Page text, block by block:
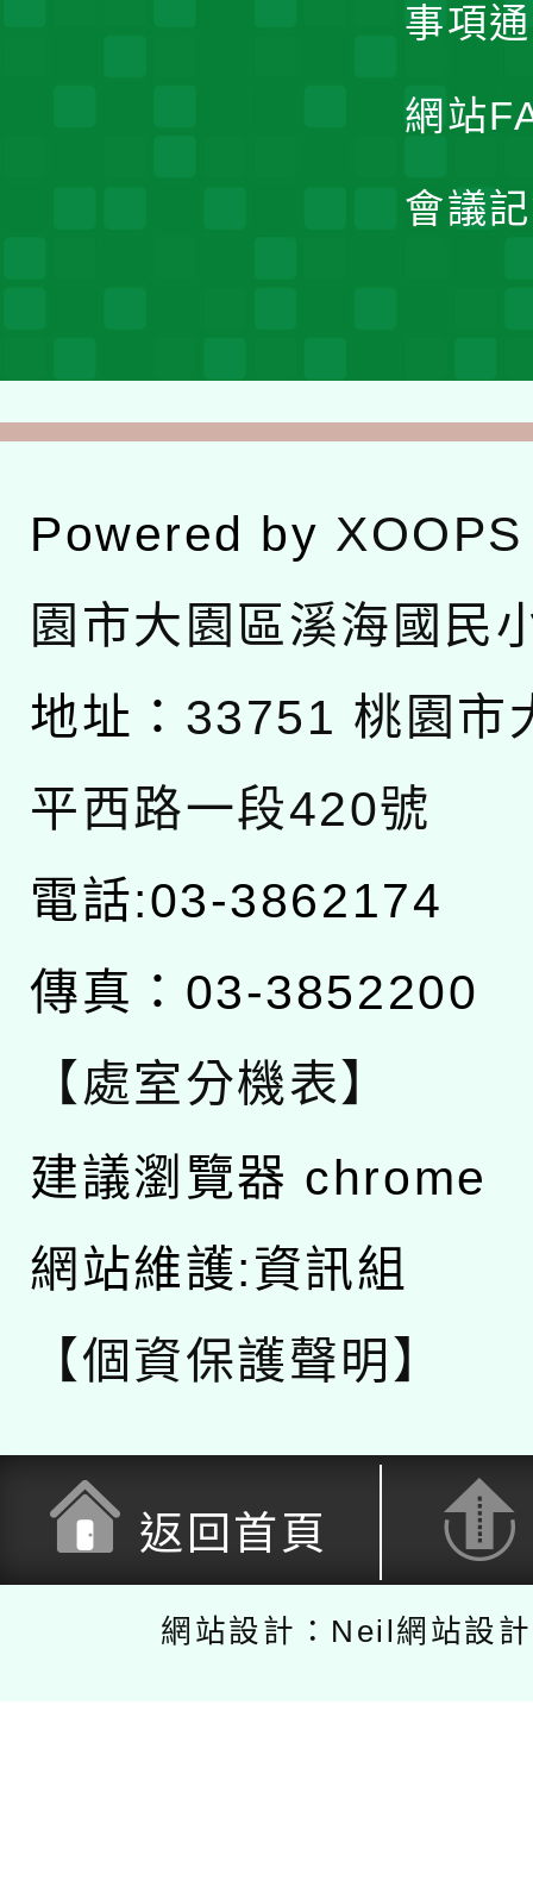
事項
網站
會議
Powered by XOOPS
園市大園區溪海國民
地址： 33751 桃園市
平西路一段420號
電話:03-3862174
傳真：03-3852200
【處室分機表】
建議瀏覽器 chrome
網站維護:資訊組
【個資保護聲明】
返回首頁
網站設計：Neil網站設